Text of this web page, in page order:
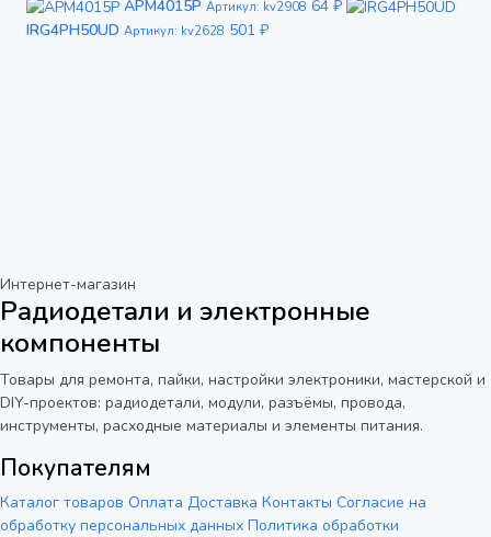
APM4015P Артикул: kv2908 64 ₽
IRG4PH50UD Артикул: kv2628 501 ₽
Интернет-магазин
Радиодетали и электронные
компоненты
Товары для ремонта, пайки, настройки электроники, мастерской и
DIY-проектов: радиодетали, модули, разъёмы, провода,
инструменты, расходные материалы и элементы питания.
Покупателям
Каталог товаров Оплата Доставка Контакты Согласие на
обработку персональных данных Политика обработки